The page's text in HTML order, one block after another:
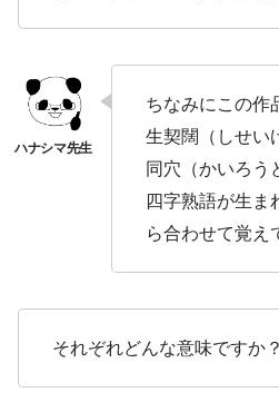
ちなみにこの作
生契闊（しせい
同穴（かいろう
四字熟語が生ま
ら合わせて覚え
それぞれどんな意味ですか？